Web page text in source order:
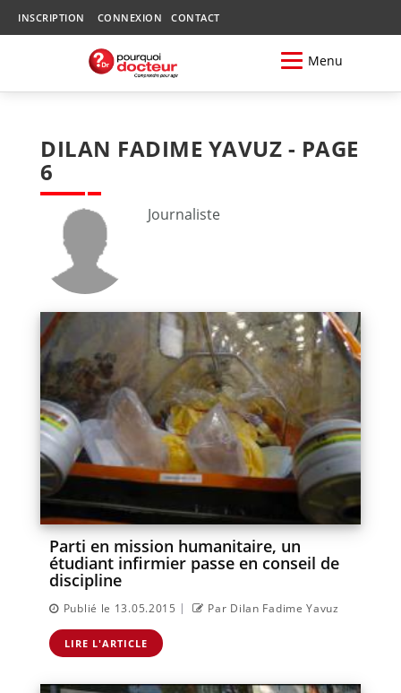
INSCRIPTION CONNEXION CONTACT
Menu
DILAN FADIME YAVUZ - PAGE
6
Journaliste
Parti en mission humanitaire, un
étudiant infirmier passe en conseil de
discipline
Publié le 13.05.2015 | Par Dilan Fadime Yavuz
LIRE L'ARTICLE